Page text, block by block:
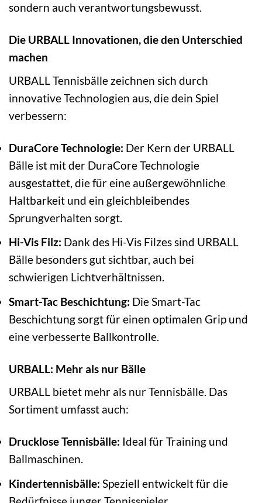
sondern auch verantwortungsbewusst.
Die URBALL Innovationen, die den Unterschied
machen
URBALL Tennisbälle zeichnen sich durch
innovative Technologien aus, die dein Spiel
verbessern:
DuraCore Technologie: Der Kern der URBALL
Bälle ist mit der DuraCore Technologie
ausgestattet, die für eine außergewöhnliche
Haltbarkeit und ein gleichbleibendes
Sprungverhalten sorgt.
Hi-Vis Filz: Dank des Hi-Vis Filzes sind URBALL
Bälle besonders gut sichtbar, auch bei
schwierigen Lichtverhältnissen.
Smart-Tac Beschichtung: Die Smart-Tac
Beschichtung sorgt für einen optimalen Grip und
eine verbesserte Ballkontrolle.
URBALL: Mehr als nur Bälle
URBALL bietet mehr als nur Tennisbälle. Das
Sortiment umfasst auch:
Drucklose Tennisbälle: Ideal für Training und
Ballmaschinen.
Kindertennisbälle: Speziell entwickelt für die